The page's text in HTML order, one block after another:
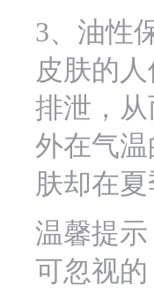
3、油性
皮肤的
排泄，
外在气
肤却在
温馨提
可忽视